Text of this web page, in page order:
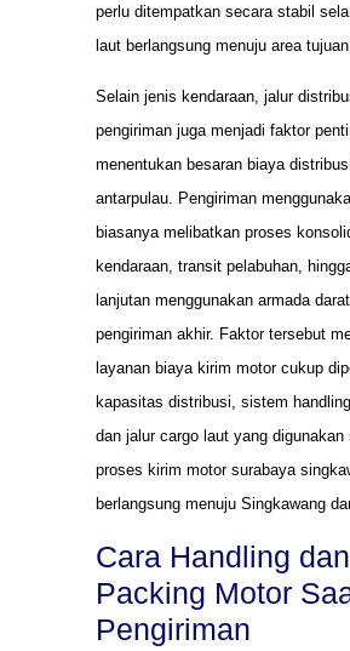
perlu ditempatkan secara stabil
laut berlangsung menuju area
Selain jenis kendaraan, jalur
pengiriman juga menjadi faktor
menentukan besaran biaya
antarpulau. Pengiriman
biasanya melibatkan proses
kendaraan, transit pelabuhan,
lanjutan menggunakan armada
pengiriman akhir. Faktor tersebut
layanan biaya kirim motor cukup
kapasitas distribusi, sistem
dan jalur cargo laut yang digunakan
proses kirim motor surabaya
berlangsung menuju Singkawang
Cara Handling dan
Packing Motor
Pengiriman